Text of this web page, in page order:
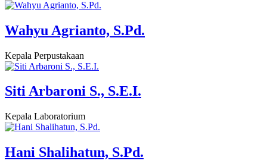
Wahyu Agrianto, S.Pd.
Kepala Perpustakaan
Siti Arbaroni S., S.E.I.
Kepala Laboratorium
Hani Shalihatun, S.Pd.